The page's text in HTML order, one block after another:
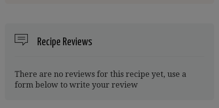
Recipe Reviews
There are no reviews for this recipe yet, use a
form below to write your review